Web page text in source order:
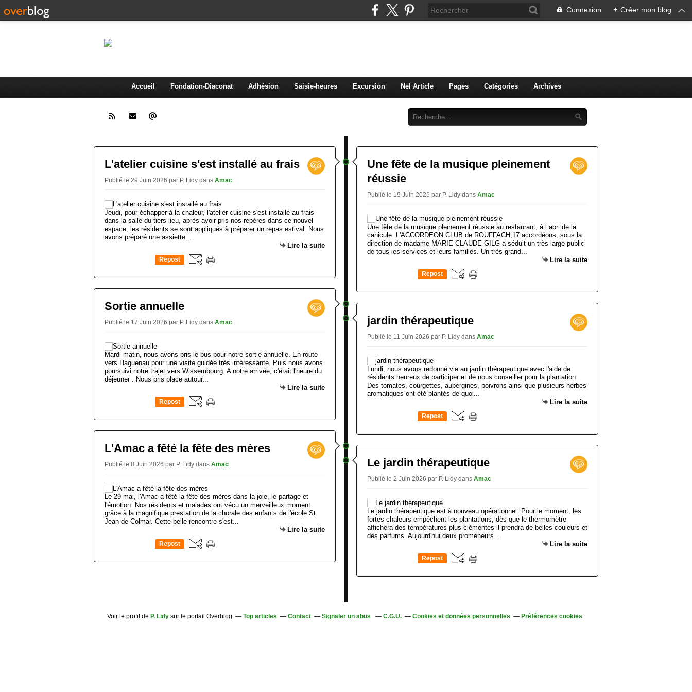
Connexion + Créer mon blog
Accueil Fondation-Diaconat Adhésion Saisie-heures Excursion Nel Article Pages Catégories Archives
L'atelier cuisine s'est installé au frais
Publié le 29 Juin 2026 par P. Lidy dans Amac
Jeudi, pour échapper à la chaleur, l'atelier cuisine s'est installé au frais
dans la salle du tiers-lieu, après avoir pris nos repères dans ce nouvel
espace, les résidents se sont appliqués à préparer un repas estival. Nous
avons préparé une assiette...
Lire la suite
Repost
Sortie annuelle
Publié le 17 Juin 2026 par P. Lidy dans Amac
Mardi matin, nous avons pris le bus pour notre sortie annuelle. En route
vers Haguenau pour une visite guidée très intéressante. Puis nous avons
poursuivi notre trajet vers Wissembourg. A notre arrivée, c'était l'heure du
déjeuner . Nous pris place autour...
Lire la suite
Repost
L'Amac a fêté la fête des mères
Publié le 8 Juin 2026 par P. Lidy dans Amac
Le 29 mai, l'Amac a fêté la fête des mères dans la joie, le partage et
l'émotion. Nos résidents et malades ont vécu un merveilleux moment
grâce à la magnifique prestation de la chorale des enfants de l'école St
Jean de Colmar. Cette belle rencontre s'est...
Lire la suite
Repost
Une fête de la musique pleinement
réussie
Publié le 19 Juin 2026 par P. Lidy dans Amac
Une fête de la musique pleinement réussie au restaurant, à l abri de la
canicule. L'ACCORDEON CLUB de ROUFFACH,17 accordéons, sous la
direction de madame MARIE CLAUDE GILG a séduit un très large public
de tous les services et leurs familles. Un très grand...
Lire la suite
Repost
jardin thérapeutique
Publié le 11 Juin 2026 par P. Lidy dans Amac
Lundi, nous avons redonné vie au jardin thérapeutique avec l'aide de
résidents heureux de participer et de nous conseiller pour la plantation.
Des tomates, courgettes, aubergines, poivrons ainsi que plusieurs herbes
aromatiques ont été plantés de quoi...
Lire la suite
Repost
Le jardin thérapeutique
Publié le 2 Juin 2026 par P. Lidy dans Amac
Le jardin thérapeutique est à nouveau opérationnel. Pour le moment, les
fortes chaleurs empêchent les plantations, dès que le thermomètre
affichera des températures plus clémentes il prendra de belles couleurs et
des parfums. Aujourd'hui deux promeneurs...
Lire la suite
Repost
Voir le profil de P. Lidysur le portail Overblog Top articles Contact Signaler un abus C.G.U. Cookies et données personnelles Préférences cookies